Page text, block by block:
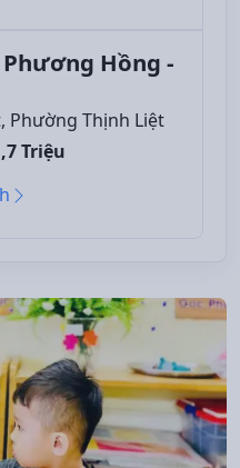
Hồng -
Phường Thịnh Liệt
Triệu